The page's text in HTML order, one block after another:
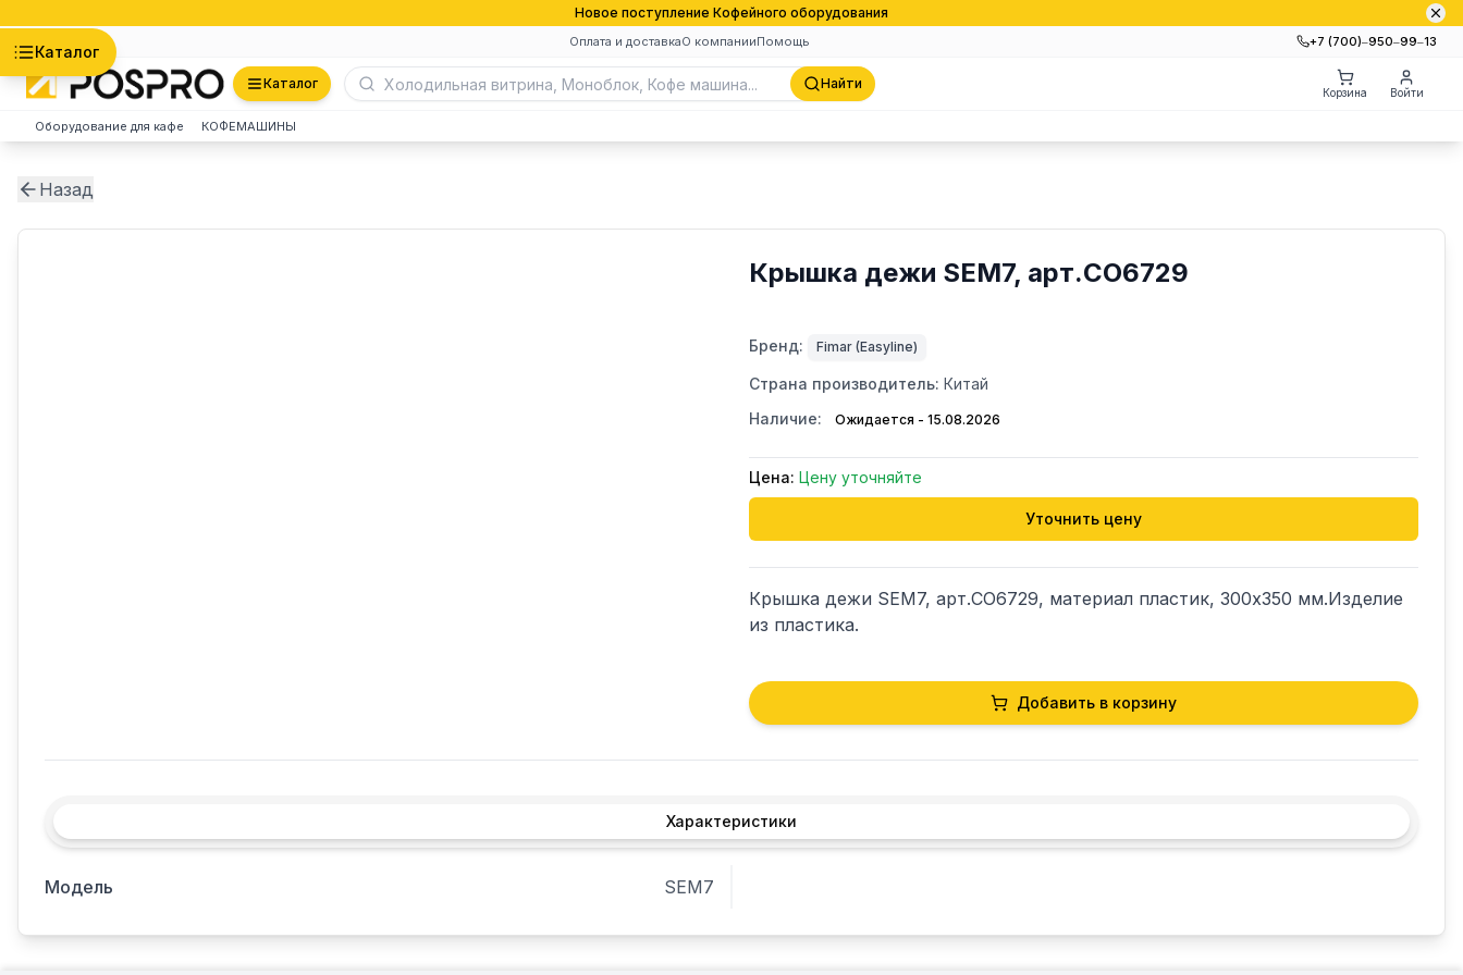
Новое поступление Кофейного оборудования
Оплата и доставкаО компанииПомощь +7 (700)‒950‒99‒13
Каталог
Каталог Найти
Корзина Войти
Оборудование для кафе КОФЕМАШИНЫ
Назад
Крышка дежи SEM7, арт.CO6729
Бренд: Fimar (Easyline)
Страна производитель: Китай
Наличие:
Ожидается - 15.08.2026
Цена: Цену уточняйте
Уточнить цену
Крышка дежи SEM7, арт.CO6729, материал пластик, 300х350 мм.Изделие
из пластика.
Добавить в корзину
Характеристики
Модель SEM7